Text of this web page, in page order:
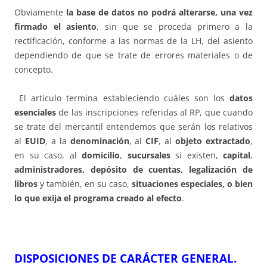
Obviamente la base de datos no podrá alterarse, una vez
firmado el asiento, sin que se proceda primero a la
rectificación, conforme a las normas de la LH, del asiento
dependiendo de que se trate de errores materiales o de
concepto.
El artículo termina estableciendo cuáles son los datos
esenciales de las inscripciones referidas al RP, que cuando
se trate del mercantil entendemos que serán los relativos
al EUID, a la denominación, alCIF, alobjeto extractado,
en su caso, al domicilio, sucursalessi existen, capital,
administradores, depósito de cuentas, legalización de
libros y también, en su caso, situaciones especiales, o bien
lo que exija el programa creado al efecto.
DISPOSICIONES DE CARÁCTER GENERAL.